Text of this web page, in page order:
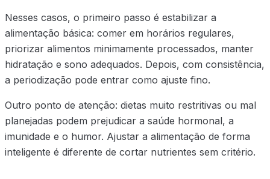
Nesses casos, o primeiro passo é estabilizar a
alimentação básica: comer em horários regulares,
priorizar alimentos minimamente processados, manter
hidratação e sono adequados. Depois, com consistência,
a periodização pode entrar como ajuste fino.
Outro ponto de atenção: dietas muito restritivas ou mal
planejadas podem prejudicar a saúde hormonal, a
imunidade e o humor. Ajustar a alimentação de forma
inteligente é diferente de cortar nutrientes sem critério.